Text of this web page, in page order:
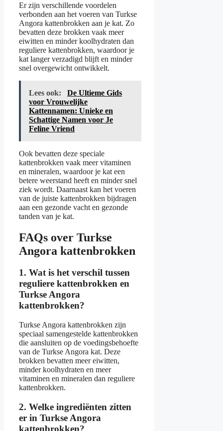
Er zijn verschillende voordelen
verbonden aan het voeren van Turkse
Angora kattenbrokken aan je kat. Zo
bevatten deze brokken vaak meer
eiwitten en minder koolhydraten dan
reguliere kattenbrokken, waardoor je
kat langer verzadigd blijft en minder
snel overgewicht ontwikkelt.
Lees ook:
De Ultieme Gids
voor Vrouwelijke
Kattennamen: Unieke en
Schattige Namen voor Je
Feline Vriend
Ook bevatten deze speciale
kattenbrokken vaak meer vitaminen
en mineralen, waardoor je kat een
betere weerstand heeft en minder snel
ziek wordt. Daarnaast kan het voeren
van de juiste kattenbrokken bijdragen
aan een gezonde vacht en gezonde
tanden van je kat.
FAQs over Turkse
Angora kattenbrokken
1. Wat is het verschil tussen
reguliere kattenbrokken en
Turkse Angora
kattenbrokken?
Turkse Angora kattenbrokken zijn
speciaal samengestelde kattenbrokken
die aansluiten op de voedingsbehoefte
van de Turkse Angora kat. Deze
brokken bevatten meer eiwitten,
minder koolhydraten en meer
vitaminen en mineralen dan reguliere
kattenbrokken.
2. Welke ingrediënten zitten
er in Turkse Angora
kattenbrokken?